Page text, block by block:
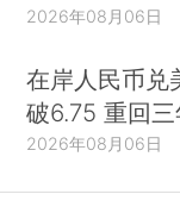
2026年08月06日
在岸人民币兑
破6.75 重回
2026年08月06日